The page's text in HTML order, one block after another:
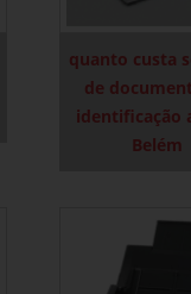
quanto custa
de
identificação
Belém